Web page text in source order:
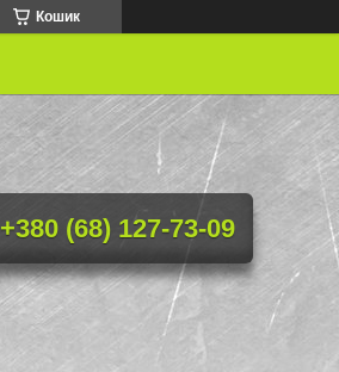
Кошик
+380 (68) 127-73-09